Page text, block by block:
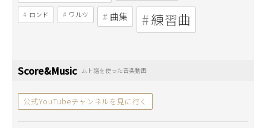
ロンド ワルツ 曲集 練習曲
Score&Music ムト譜を使った音楽動画
公式YouTubeチャンネルを見に行く